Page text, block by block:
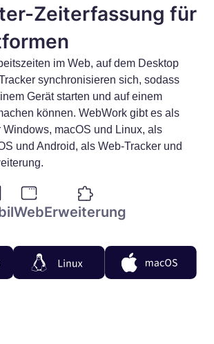
Zeiterfassung für
im Web, auf dem Desktop
synchronisieren sich, sodass
Gerät starten und auf einem
können. WebWork gibt es als
Windows, macOS und Linux, als
und Android, als Web-Tracker und
WebErweiterung